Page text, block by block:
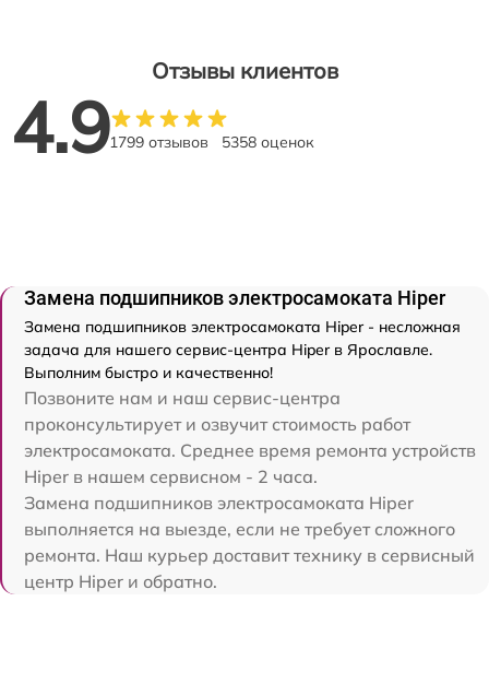
Отзывы клиентов
4.91799 отзывов 5358 оценок
Замена подшипников электросамоката Hiper
Замена подшипников электросамоката Hiper - несложная
задача для нашего сервис-центра Hiper в Ярославле.
Выполним быстро и качественно!
Позвоните нам и наш сервис-центра
проконсультирует и озвучит стоимость работ
электросамоката. Среднее время ремонта устройств
Hiper в нашем сервисном - 2 часа.
Замена подшипников электросамоката Hiper
выполняется на выезде, если не требует сложного
ремонта. Наш курьер доставит технику в сервисный
центр Hiper и обратно.